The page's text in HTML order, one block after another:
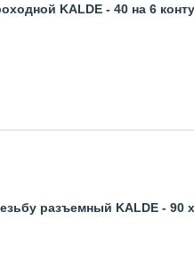
KALDE - 40 на 6
разъемный KALDE -